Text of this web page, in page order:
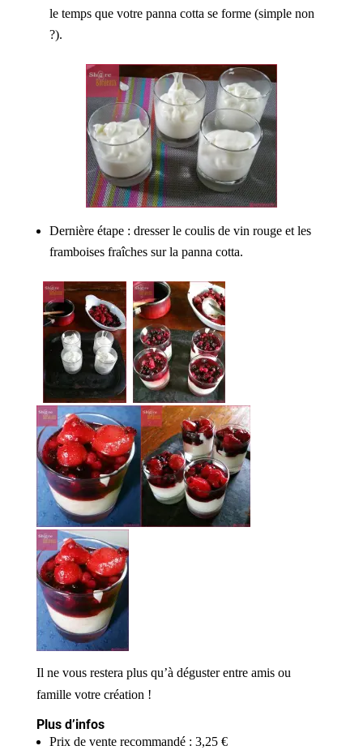
le temps que votre panna cotta se forme (simple non
?).
Dernière étape : dresser le coulis de vin rouge et les
framboises fraîches sur la panna cotta.
Il ne vous restera plus qu’à déguster entre amis ou
famille votre création !
Plus d’infos
Prix de vente recommandé : 3,25 €